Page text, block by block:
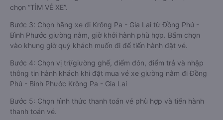
chọn “TÌM VÉ XE”.
Bước 3: Chọn hãng xe đi Krông Pa - Gia Lai từ Đồng Phú -
Bình Phước giường nằm, giờ khởi hành phù hợp. Bấm chọn
vào khung giờ quý khách muốn đi để tiến hành đặt vé.
Bước 4: Chọn vị trí/giường ghế, điểm đón, điểm trả và nhập
thông tin hành khách khi đặt mua vé xe giường nằm đi Đồng
Phú - Bình Phước Krông Pa - Gia Lai
Bước 5: Chọn hình thức thanh toán vé phù hợp và tiến hành
thanh toán vé.